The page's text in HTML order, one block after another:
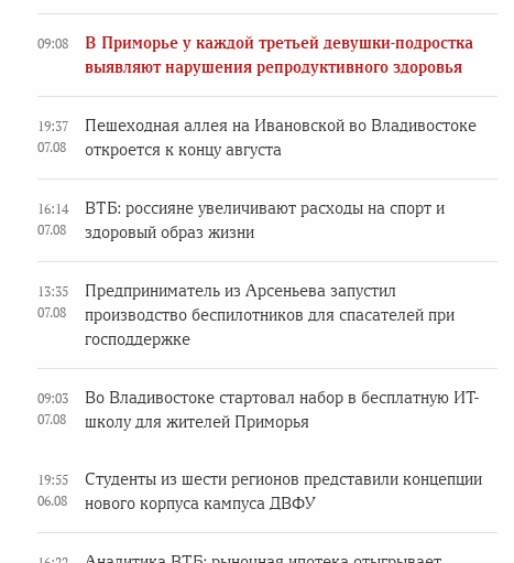
09:08
В Приморье у каждой третьей девушки-подростка
выявляют нарушения репродуктивного здоровья
19:37
07.08
Пешеходная аллея на Ивановской во Владивостоке
откроется к концу августа
16:14
07.08
ВТБ: россияне увеличивают расходы на спорт и
здоровый образ жизни
13:35
07.08
Предприниматель из Арсеньева запустил
производство беспилотников для спасателей при
господдержке
09:03
07.08
Во Владивостоке стартовал набор в бесплатную ИТ-
школу для жителей Приморья
19:55
06.08
Студенты из шести регионов представили концепции
нового корпуса кампуса ДВФУ